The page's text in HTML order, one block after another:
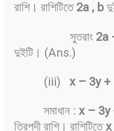
রাশি। রাশিটিতে2a , b
সুতরাং 2a
দুইটি। (Ans.)
(iii) x – 3y +
সমাধান : x – 3y
ত্রিপদী রাশি। রাশিটিতেx